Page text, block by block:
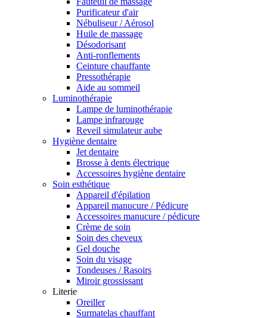
Purificateur d'air
Nébuliseur / Aérosol
Huile de massage
Désodorisant
Anti-ronflements
Ceinture chauffante
Pressothérapie
Aide au sommeil
Luminothérapie
Lampe de luminothérapie
Lampe infrarouge
Reveil simulateur aube
Hygiène dentaire
Jet dentaire
Brosse à dents électrique
Accessoires hygiène dentaire
Soin esthétique
Appareil d'épilation
Appareil manucure / Pédicure
Accessoires manucure / pédicure
Crème de soin
Soin des cheveux
Gel douche
Soin du visage
Tondeuses / Rasoirs
Miroir grossissant
Literie
Oreiller
Surmatelas chauffant